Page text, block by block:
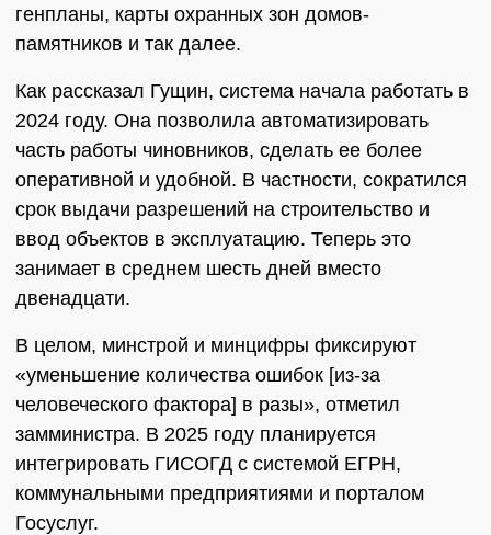
генпланы, карты охранных зон домов-
памятников и так далее.
Как рассказал Гущин, система начала работать в
2024 году. Она позволила автоматизировать
часть работы чиновников, сделать ее более
оперативной и удобной. В частности, сократился
срок выдачи разрешений на строительство и
ввод объектов в эксплуатацию. Теперь это
занимает в среднем шесть дней вместо
двенадцати.
В целом, минстрой и минцифры фиксируют
«уменьшение количества ошибок [из-за
человеческого фактора] в разы», отметил
замминистра. В 2025 году планируется
интегрировать ГИСОГД с системой ЕГРН,
коммунальными предприятиями и порталом
Госуслуг.